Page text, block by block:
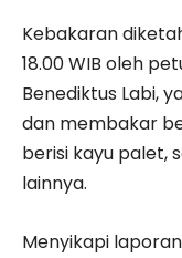
Kebakaran
18.00 WIB oleh
Benediktus Labi,
dan membakar
berisi kayu palet,
lainnya.
Menyikapi